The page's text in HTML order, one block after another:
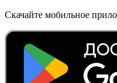
Скачайте мобильное